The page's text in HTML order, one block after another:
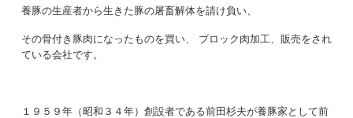
養豚の生産者から生きた豚の屠畜解体を請け負い、
その骨付き豚肉になったものを買い、 ブロック肉加工、販売をされ
ている会社です。
１９５９年（昭和３４年）創設者である前田杉夫が養豚家として前